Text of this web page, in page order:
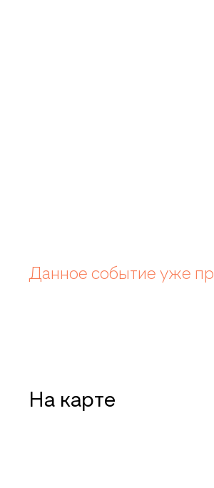
Данное событие уже
На карте